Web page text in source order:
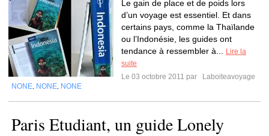
Le gain de place et de poids lors
d’un voyage est essentiel. Et dans
certains pays, comme la Thaïlande
ou l’Indonésie, les guides ont
tendance à ressembler à...
Lire la
suite
Le 03 octobre 2011 par
Laboiteavoyage
NONE NONE NONE
Paris Etudiant, un guide Lonely